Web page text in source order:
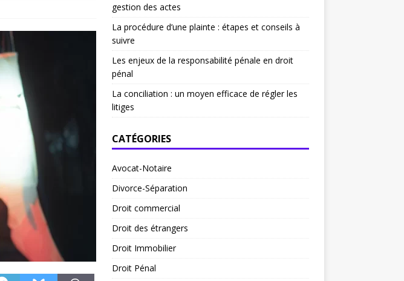
gestion des actes
La procédure d’une plainte : étapes et conseils à
suivre
Les enjeux de la responsabilité pénale en droit
pénal
La conciliation : un moyen efficace de régler les
litiges
CATÉGORIES
Avocat-Notaire
Divorce-Séparation
Droit commercial
Droit des étrangers
Droit Immobilier
Droit Pénal